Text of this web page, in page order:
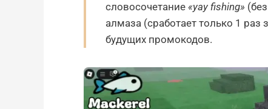
словосочетание «yay fishing»
алмаза (сработает только 1
будущих промокодов.